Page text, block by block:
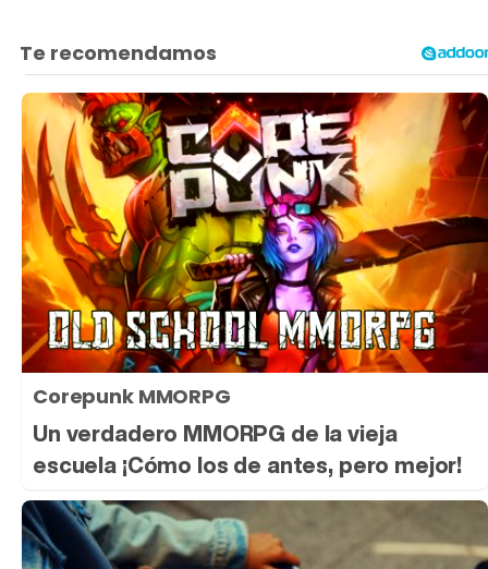
Corepunk MMORPG
Un verdadero MMORPG de la vieja
escuela ¡Cómo los de antes, pero mejor!